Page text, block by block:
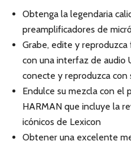
Obtenga la legendaria
preamplificadores de
Grabe, edite y
con una interfaz de audio
conecte y reproduzca con
Endulce su mezcla con el
HARMAN que incluye la
icónicos de Lexicon
Obtener una excelente